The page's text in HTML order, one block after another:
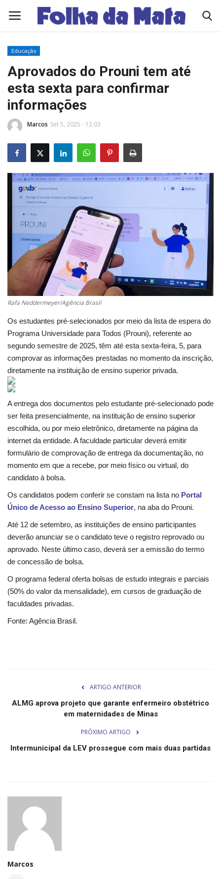
Quem Somos
Como Anunciar
Contato
Eleições 2026
Polícia/Acidente
Viçosa
Cultura
UFV
Oportunidade
Sua Cidade
Tempo
Saúde
Política
Trânsito
Segurança Pública
Economia
Educação
Esporte
Solidariedade
Justiça
Obituário
Educação
Aprovados do Prouni tem até
esta sexta para confirmar
informações
Marcos Set 5, 2025 - 12:03
Rafa Neddermeyer/Agência Brasil
Os estudantes pré-selecionados por meio da lista de espera do
Programa Universidade para Todos (Prouni), referente ao
segundo semestre de 2025, têm até esta sexta-feira, 5, para
comprovar as informações prestadas no momento da inscrição,
diretamente na instituição de ensino superior privada.
A entrega dos documentos pelo estudante pré-selecionado pode
ser feita presencialmente, na instituição de ensino superior
escolhida, ou por meio eletrônico, diretamente na página da
internet da entidade. A faculdade particular deverá emitir
formulário de comprovação de entrega da documentação, no
momento em que a recebe, por meio físico ou virtual, do
candidato à bolsa.
Os candidatos podem conferir se constam na lista no Portal
Único de Acesso ao Ensino Superior, na aba do Prouni.
Até 12 de setembro, as instituições de ensino participantes
deverão anunciar se o candidato teve o registro reprovado ou
aprovado. Neste último caso, deverá ser a emissão do termo
de concessão de bolsa.
O programa federal oferta bolsas de estudo integrais e parciais
(50% do valor da mensalidade), em cursos de graduação de
faculdades privadas.
Fonte: Agência Brasil.
ARTIGO ANTERIOR
ALMG aprova projeto que garante enfermeiro obstétrico
em maternidades de Minas
PRÓXIMO ARTIGO
Intermunicipal da LEV prossegue com mais duas partidas
Marcos